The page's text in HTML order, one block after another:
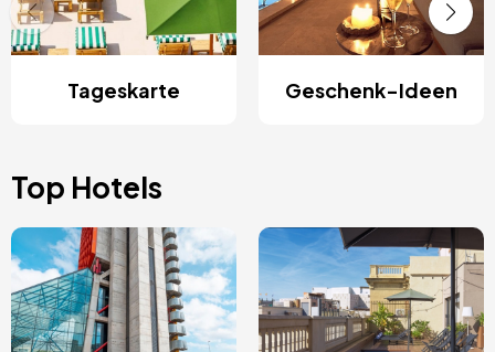
Tageskarte Geschenk-Ideen
Top Hotels
Bild
Bild